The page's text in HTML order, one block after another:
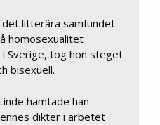
det litterära samfundet
homosexualitet
Sverige, tog hon steget
bisexuell.
hämtade han
dikter i arbetet